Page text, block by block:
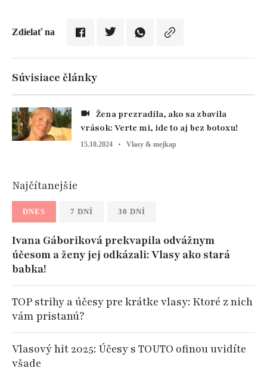
Zdielať na
Súvisiace články
vrások: Verte mi, ide to aj bez botoxu!
15.10.2024 Vlasy & mejkap
Najčítanejšie
DNES 7 DNÍ 30 DNÍ
Ivana Gáboriková prekvapila odvážnym
účesom a ženy jej odkázali: Vlasy ako stará
babka!
TOP strihy a účesy pre krátke vlasy: Ktoré z nich
vám pristanú?
Vlasový hit 2025: Účesy s TOUTO ofinou uvidíte
všade